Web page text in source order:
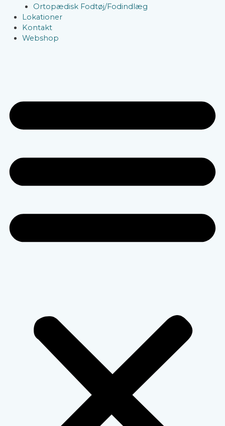
Ortopædisk Fodtøj/Fodindlæg
Lokationer
Kontakt
Webshop